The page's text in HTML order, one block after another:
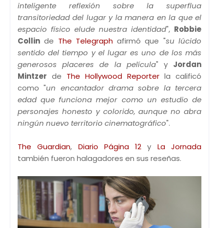
inteligente reflexión sobre la superflua
transitoriedad del lugar y la manera en la que el
espacio físico elude nuestra identidad", Robbie
Collin de The Telegraphafirmó que "su lúcido
sentido del tiempo y el lugar es uno de los más
generosos placeres de la película" y Jordan
Mintzer de The Hollywood Reporter la calificó
como "un encantador drama sobre la tercera
edad que funciona mejor como un estudio de
personajes honesto y colorido, aunque no abra
ningún nuevo territorio cinematográfico".
The Guardian, Diario Página 12 y La Jornada
también fueron halagadores en sus reseñas.